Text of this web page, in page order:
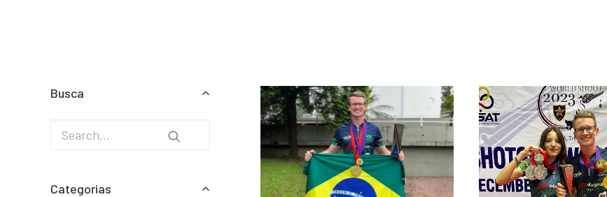
Busca
Categorias